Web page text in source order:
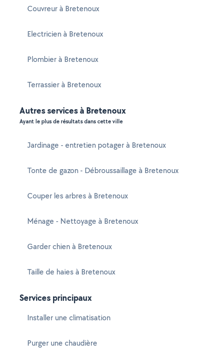
Couvreur à Bretenoux
Electricien à Bretenoux
Plombier à Bretenoux
Terrassier à Bretenoux
Autres services à Bretenoux
Ayant le plus de résultats dans cette ville
Jardinage - entretien potager à Bretenoux
Tonte de gazon - Débroussaillage à Bretenoux
Couper les arbres à Bretenoux
Ménage - Nettoyage à Bretenoux
Garder chien à Bretenoux
Taille de haies à Bretenoux
Services principaux
Installer une climatisation
Purger une chaudière